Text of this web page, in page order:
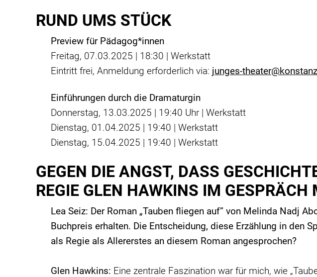
RUND UMS STÜCK
Preview für Pädagog*innen
Freitag, 07.03.2025 | 18:30 | Werkstatt
Eintritt frei, Anmeldung erforderlich via: junges-
Einführungen durch die Dramaturgin
Donnerstag, 13.03.2025 | 19:40 Uhr | Werkstatt
Dienstag, 01.04.2025 | 19:40 | Werkstatt
Dienstag, 15.04.2025 | 19:40 | Werkstatt
GEGEN DIE ANGST, DASS
REGIE GLEN HAWKINS IM
Lea Seiz: Der Roman „Tauben fliegen auf” von Melinda Nadj
Buchpreis erhalten. Die Entscheidung, diese Erzählung in den
als Regie als Allererstes an diesem Roman angesprochen?
Glen Hawkins: Eine zentrale Faszination war für mich, wie